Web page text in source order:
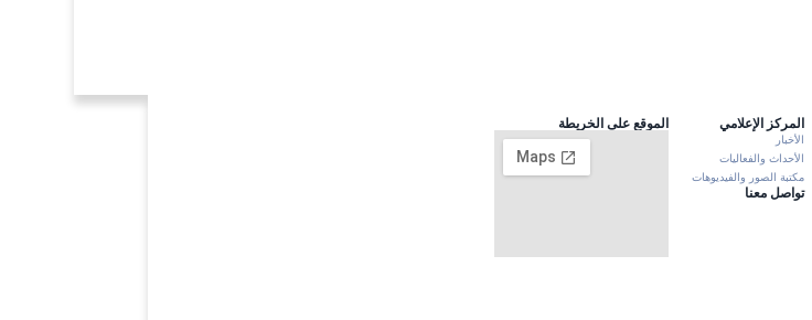
المركز الإعلامي
الأخبار
الأحداث والفعاليات
مكتبة الصور والفيديوهات
تواصل معنا
الموقع على الخريطة